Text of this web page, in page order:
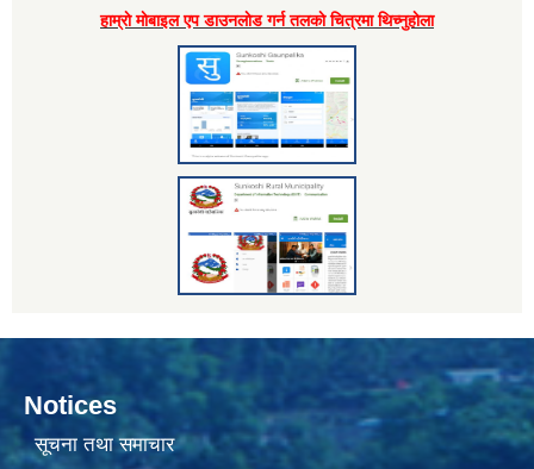
हाम्राे माेबाइल एप डाउनलाेड गर्न तलकाे चित्रमा थिच्नुहाेला
Notices
सूचना तथा समाचार